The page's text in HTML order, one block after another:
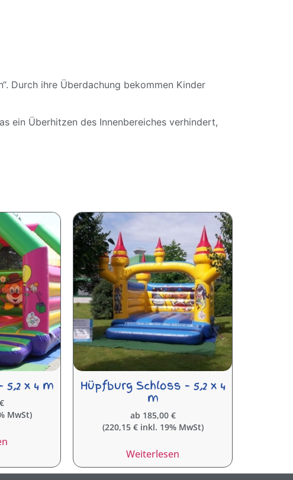
Durch ihre Überdachung bekommen Kinder
ein Überhitzen des Innenbereiches verhindert,
x 4 m
€
MwSt)
Hüpfburg Schloss – 5,2 x 4
m
ab 185,00 €
(220,15 €inkl. 19% MwSt)
Weiterlesen